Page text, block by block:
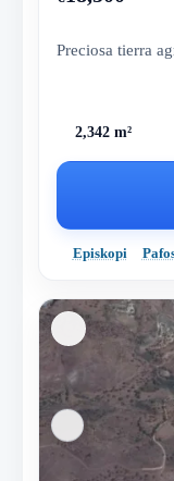
Preciosa tierra
2,342 m²
Episkopi